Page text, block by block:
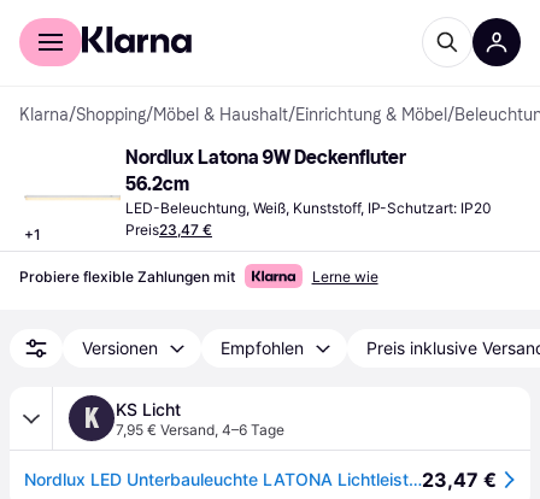
Für Shopper
Klarna/Shopping/Möbel & Haushalt/Einrichtung & Möbel /
+1
Nordlux Latona 9W Deckenfluter
56.2cm
LED-Beleuchtung, Weiß, Kunststoff, IP-Schutzart: IP20
Preis23,47 €
Probiere flexible Zahlungen mit Lerne wie
Versionen Empfohlen Preis inklusive
K KS Licht
7,95 € Versand, 4–6 Tage
Nordlux LED Unterbauleuchte LATONA Lichtleiste, 3000/4000K, weiß, 2-Stufen-Moodmaker, 56,2cm, 9W, 730lm NORD-4742610123,47 €